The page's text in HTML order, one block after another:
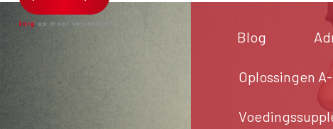
Blog
Oplossingen